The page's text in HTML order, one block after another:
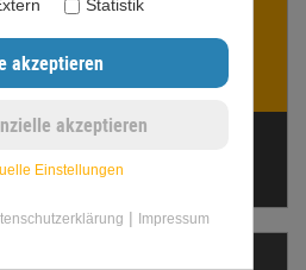
Gern beantworten wir Deine
Fragen. Ruf uns an oder
schreib eine E-Mail.
shop.de
Statistik
Einstellungen
| Impressum